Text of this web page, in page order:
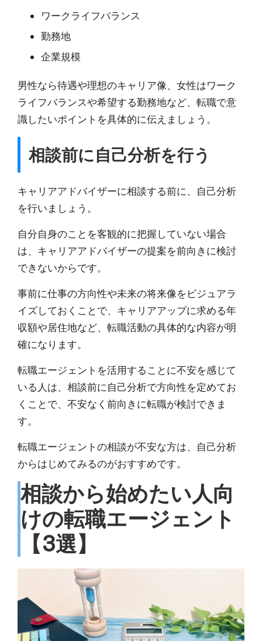
ワークライフバランス
勤務地
企業規模
男性なら待遇や理想のキャリア像、女性はワーク
ライフバランスや希望する勤務地など、 転職で意
識したいポイントを具体的に伝えましょう。
相談前に自己分析を行う
キャリアアドバイザーに相談する前に、自己分析
を行いましょう。
自分自身のことを客観的に把握していない場合
は、キャリアアドバイザーの提案を前向きに検討
できないからです。
事前に仕事の方向性や未来の将来像をビジュアラ
イズしておくことで、キャリアアップに求める年
収額や居住地など、転職活動の具体的な内容が明
確になります。
転職エージェントを活用することに不安を感じて
いる人は、相談前に自己分析で方向性を定めてお
くことで、不安なく前向きに転職が検討できま
す。
転職エージェントの相談が不安な方は、自己分析
からはじめてみるのがおすすめです。
相談から始めたい人向
けの転職エージェント
【3選】